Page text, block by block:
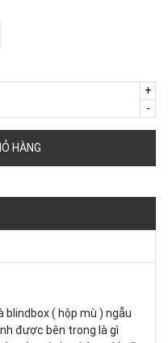
-
+
HÀNG
blindbox ( hộp mù ) ngẫu
được bên trong là gì